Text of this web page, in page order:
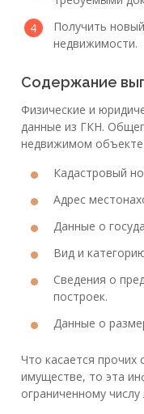
Получить
недвижимости.
Содержание
Физические и
данные из ГКН.
недвижимом
Кадастровый
Адрес
Данные о
Вид и
Сведения о
построек.
Данные о
Что касается
имуществе, то эта
ограниченному